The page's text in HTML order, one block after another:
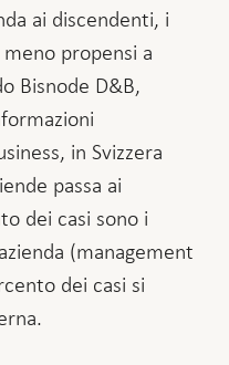
ai discendenti, i
propensi a
Bisnode D&B,
in Svizzera
passa ai
dei casi sono i
(management
dei casi si